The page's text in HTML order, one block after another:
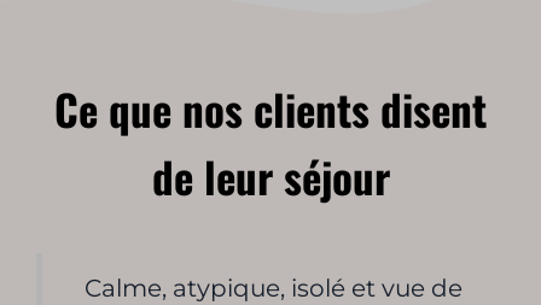
Ce que nos clients disent
de leur séjour
Calme, atypique, isolé et vue de